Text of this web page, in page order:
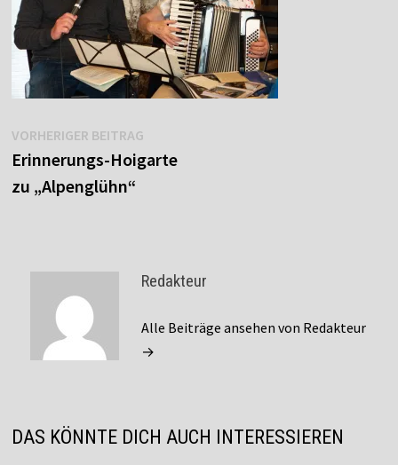
Beitragsnavigation
VORHERIGER BEITRAGVorheriger
Beitrag:
Erinnerungs-Hoigarte
zu „Alpenglühn“
Redakteur
Alle Beiträge ansehen von Redakteur
→
DAS KÖNNTE DICH AUCH INTERESSIEREN